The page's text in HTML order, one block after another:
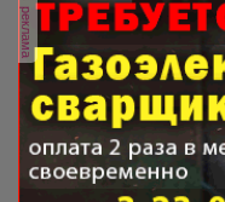
реклама